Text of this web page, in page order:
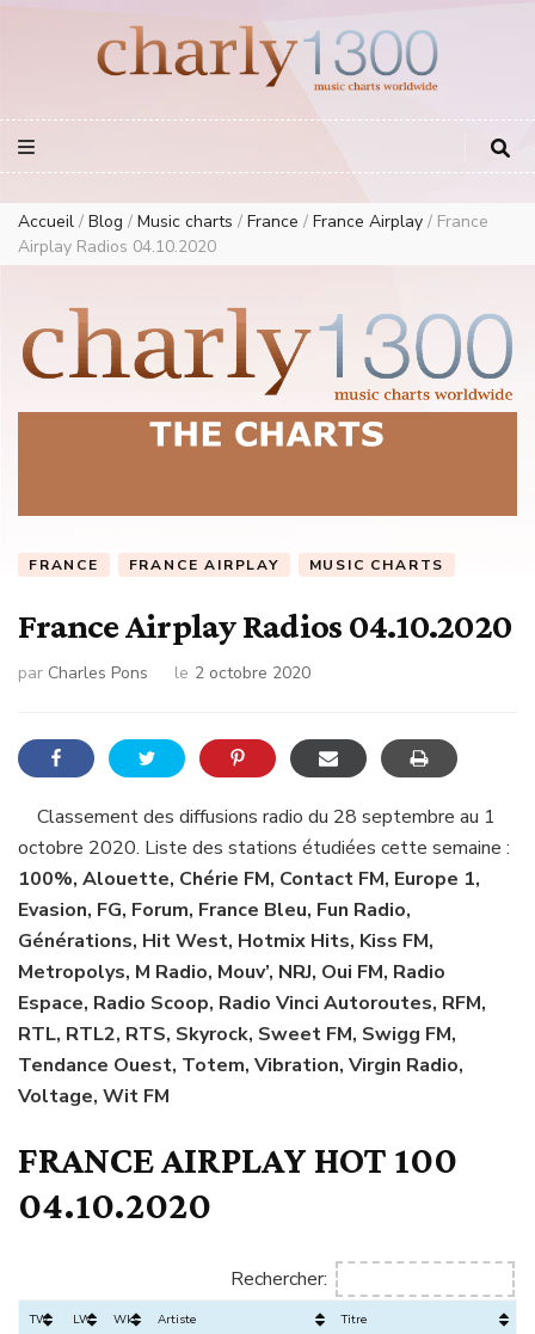
European Music Charts plus USA and Australia
Accueil / Blog / Music charts / France / France Airplay / France
Airplay Radios 04.10.2020
FRANCE FRANCE AIRPLAY MUSIC CHARTS
France Airplay Radios 04.10.2020
par Charles Pons le 2 octobre 2020
Classement des diffusions radio du 28 septembre au 1
octobre 2020. Liste des stations étudiées cette semaine :
100%, Alouette, Chérie FM, Contact FM, Europe 1,
Evasion, FG, Forum, France Bleu, Fun Radio,
Générations, Hit West, Hotmix Hits, Kiss FM,
Metropolys, M Radio, Mouv’, NRJ, Oui FM, Radio
Espace, Radio Scoop, Radio Vinci Autoroutes, RFM,
RTL, RTL2, RTS, Skyrock, Sweet FM, Swigg FM,
Tendance Ouest, Totem, Vibration, Virgin Radio,
Voltage, Wit FM
FRANCE AIRPLAY HOT 100
04.10.2020
Rechercher:
TW LW Wks Artiste Titre